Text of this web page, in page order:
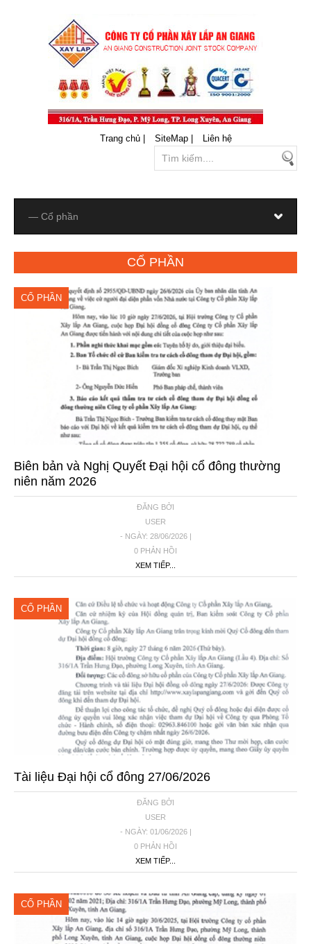
Trang chủ | SiteMap | Liên hệ
CỔ PHẦN
CỔ PHẦN
Biên bản và Nghị Quyết Đại hội cổ đông thường
niên năm 2026
ĐĂNG BỞI
USER
- NGÀY: 28/06/2026 |
0 PHẢN HỒI
XEM TIẾP...
CỔ PHẦN
Tài liệu Đại hội cổ đông 27/06/2026
ĐĂNG BỞI
USER
- NGÀY: 01/06/2026 |
0 PHẢN HỒI
XEM TIẾP...
CỔ PHẦN